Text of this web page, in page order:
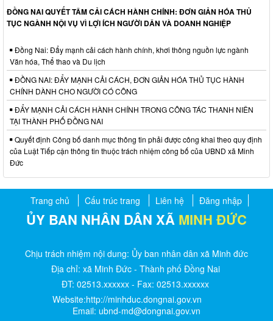
ĐỒNG NAI QUYẾT TÂM CẢI CÁCH HÀNH CHÍNH: ĐƠN GIẢN HÓA THỦ
TỤC NGÀNH NỘI VỤ VÌ LỢI ÍCH NGƯỜI DÂN VÀ DOANH NGHIỆP
Đồng Nai: Đẩy mạnh cải cách hành chính, khơi thông nguồn lực ngành
Văn hóa, Thể thao và Du lịch
ĐỒNG NAI: ĐẨY MẠNH CẢI CÁCH, ĐƠN GIẢN HÓA THỦ TỤC HÀNH
CHÍNH DÀNH CHO NGƯỜI CÓ CÔNG
ĐẨY MẠNH CẢI CÁCH HÀNH CHÍNH TRONG CÔNG TÁC THANH NIÊN
TẠI THÀNH PHỐ ĐỒNG NAI
Quyết định Công bố danh mục thông tin phải được công khai theo quy định
của Luật Tiếp cận thông tin thuộc trách nhiệm công bố của UBND xã Minh
Đức
Trang chủ Cấu trúc trang Liên hệ Đăng nhập
ỦY BAN NHÂN DÂN XÃ MINH ĐỨC
Chịu trách nhiệm nội dung: Ủy ban nhân dân xã Minh đức
Địa chỉ: xã Minh Đức - Thành phố Đồng Nai
ĐT: 02513.xxxxxx - Fax: 02513.xxxxxx
Website:http://minhduc.dongnai.gov.vn
Email: ubnd-md@dongnai.gov.vn​